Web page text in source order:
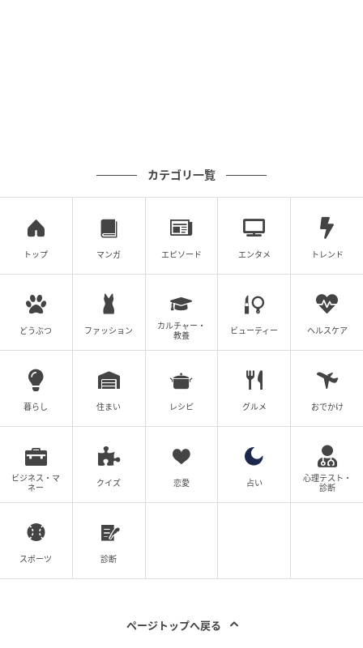
align="aligncenter" width="600"]
ストレートプレス
「The Kura」のスタッフは、「私達は2024年より下
町を中心に『浅草R＆Bナイト』などの音楽イベントを
インスタグラム@rnb.tokyoにて！
イベントには日本の方だけでなく、海外から東京を訪
出会いを求めている方など、様々な人が集まってくれ
カテゴリ一覧
トップ マンガ エピソード エンタメ トレンド
どうぶつ ファッション
カルチャー・
教養
ビューティー ヘルスケア
暮らし 住まい レシピ グルメ おでかけ
ビジネス・マ
ネー
クイズ 恋愛 占い
心理テスト・
診断
スポーツ 診断
ページトップへ戻る